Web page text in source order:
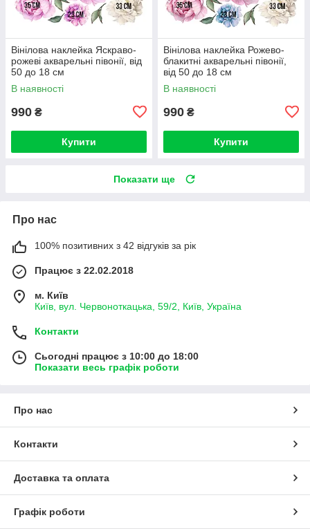
Вінілова наклейка Яскраво-
рожеві акварельні півонії, від
50 до 18 см
В наявності
990 ₴
Купити
Вінілова наклейка Рожево-
блакитні акварельні півонії,
від 50 до 18 см
В наявності
990 ₴
Купити
Показати ще
Про нас
100% позитивних з 42 відгуків за рік
Працює з 22.02.2018
м. Київ
Київ, вул. Червоноткацька, 59/2, Київ, Україна
Контакти
Сьогодні працює з 10:00 до 18:00
Показати весь графік роботи
Про нас
Контакти
Доставка та оплата
Графік роботи